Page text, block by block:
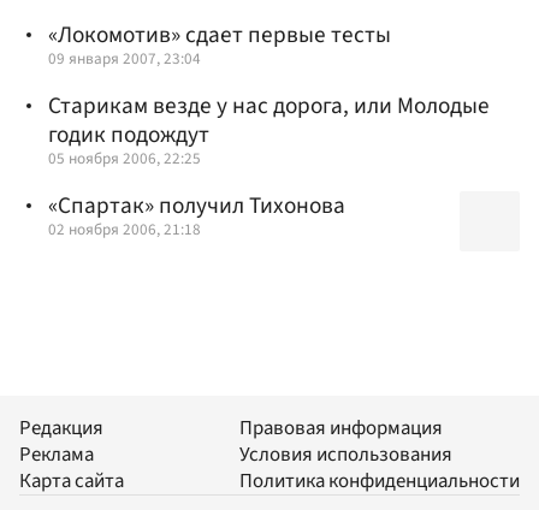
«Локомотив» сдает первые тесты
09 января 2007, 23:04
Старикам везде у нас дорога, или Молодые
годик подождут
05 ноября 2006, 22:25
«Спартак» получил Тихонова
02 ноября 2006, 21:18
Редакция
Реклама
Карта сайта
Правовая информация
Условия использования
Политика конфиденциальности